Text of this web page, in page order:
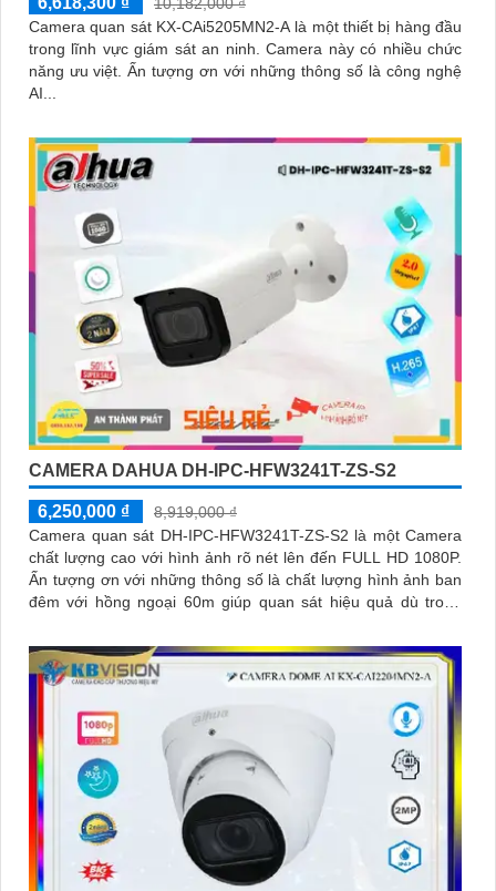
Camera quan sát KX-CAi5205MN2-A là một thiết bị hàng đầu
trong lĩnh vực giám sát an ninh. Camera này có nhiều chức
năng ưu việt. Ấn tượng ơn với những thông số là công nghệ
AI...
CAMERA DAHUA DH-IPC-HFW3241T-ZS-S2
6,250,000 ₫
8,919,000 ₫
Camera quan sát DH-IPC-HFW3241T-ZS-S2 là một Camera
chất lượng cao với hình ảnh rõ nét lên đến FULL HD 1080P.
Ấn tượng ơn với những thông số là chất lượng hình ảnh ban
đêm với hồng ngoại 60m giúp quan sát hiệu quả dù trong